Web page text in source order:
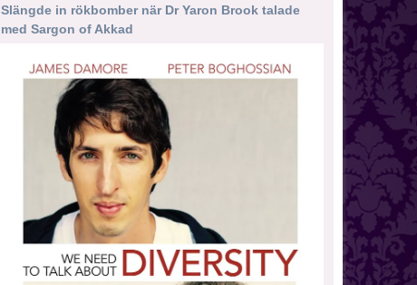
Slängde in rökbomber när Dr Yaron Brook talade
med Sargon of Akkad